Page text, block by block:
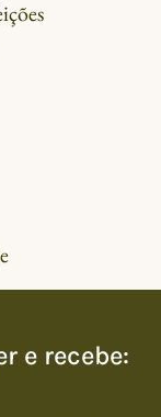
e recebe: